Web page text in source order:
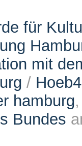
für
mit
/
hamburg
Bundes